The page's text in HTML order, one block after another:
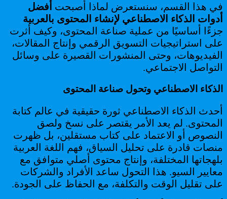
في هذا القسم، سنستعرض لماذا أصبحت أفضل
أدوات الذكاء الاصطناعي لإنشاء المحتوى بالعربية
جزءًا أساسيًا من عملية صناعة المحتوى، وكيف أثرت
على استراتيجيات التسويق الرقمي وإنتاج المقالات،
الفيديوهات، وحتى المنشورات القصيرة على وسائل
التواصل الاجتماعي.
الذكاء الاصطناعي وتحول صناعة المحتوى
أحدث الذكاء الاصطناعي ثورة حقيقية في عالم كتابة
المحتوى. لم يعد الأمر يقتصر على نسخ ولصق
النصوص أو الاعتماد على كتاب مستقلين، بل ظهرت
منصات قادرة على تحليل السياق، فهم اللغة العربية
بلهجاتها المختلفة، وإنتاج محتوى أصلي متوافق مع
معايير السيو. هذا التحول ساعد الأفراد والشركات
على تقليل الوقت والتكلفة، مع الحفاظ على الجودة.